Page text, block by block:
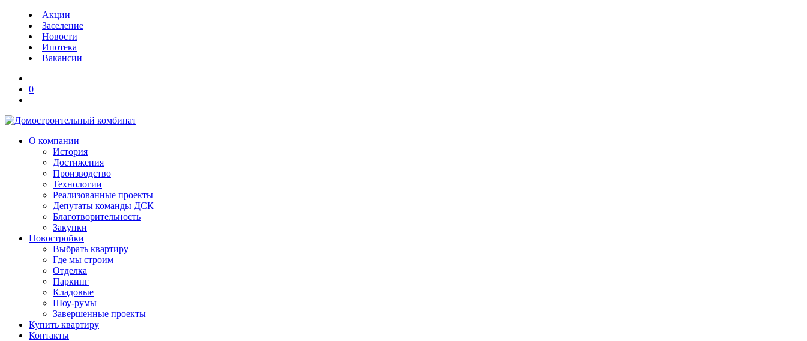
Акции
Заселение
Новости
Ипотека
Вакансии
0
О компании
История
Достижения
Производство
Технологии
Реализованные проекты
Депутаты команды ДСК
Благотворительность
Закупки
Новостройки
Выбрать квартиру
Где мы строим
Отделка
Паркинг
Кладовые
Шоу-румы
Завершенные проекты
Купить квартиру
Контакты